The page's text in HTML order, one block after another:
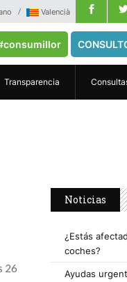
Valencià
Transparencia
26
Noticias
¿Estás
coches?
Ayudas